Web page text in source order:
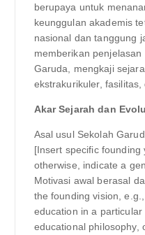
berupaya untuk
keunggulan akademis
nasional dan tanggung
memberikan
Garuda, mengkaji
ekstrakurikuler,
Akar Sejarah dan
Asal usul Sekolah
[Insert specific
otherwise, indicate a
Motivasi awal berasal
the founding vision,
education in a
educational philosophy,